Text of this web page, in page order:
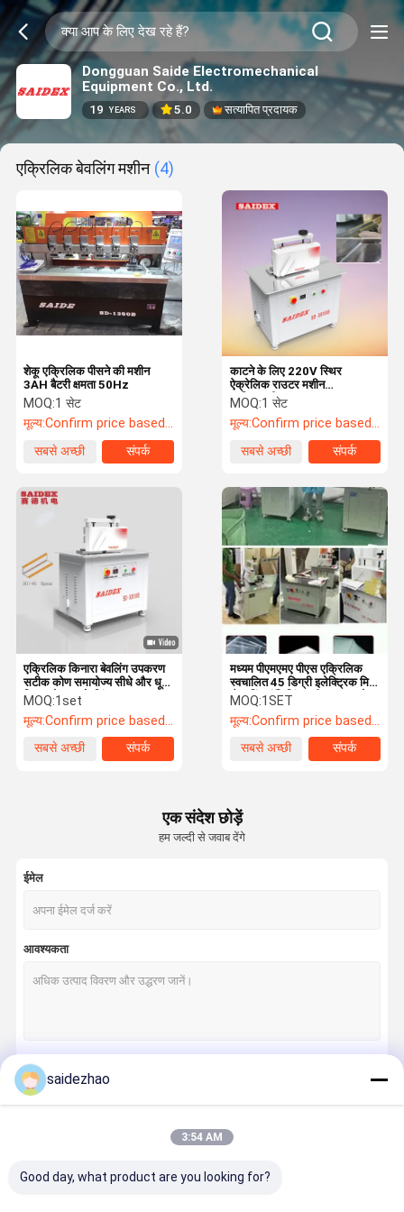
Dongguan Saide Electromechanical
Equipment Co., Ltd.
19 YEARS 5.0 सत्यापित प्रदायक
एक्रिलिक बेवलिंग मशीन (4)
शेकू एक्रिलिक पीसने की मशीन
3AH बैटरी क्षमता 50Hz
MOQ:1 सेट
मूल्य:Confirm price based on product
सबसे अच्छी
संपर्क
काटने के लिए 220V स्थिर
ऐक्रेलिक राउटर मशीन
बहुक्रियाशील
MOQ:1 सेट
मूल्य:Confirm price based on product
सबसे अच्छी
संपर्क
एक्रिलिक किनारा बेवलिंग उपकरण
सटीक कोण समायोज्य सीधे और धूल
निकालने वाला बेवलिंग
MOQ:1set
मूल्य:Confirm price based on product
सबसे अच्छी
संपर्क
मध्यम पीएमएमए पीएस एक्रिलिक
स्वचालित 45 डिग्री इलेक्ट्रिक मिनी
चैम्फरिंग पॉलिशिंग मशीन 3KW मोटर
पावर के साथ
MOQ:1SET
मूल्य:Confirm price based on product
सबसे अच्छी
संपर्क
एक संदेश छोड़ें
हम जल्दी से जवाब देंगे
ईमेल
आवश्यकता
saidezhao
3:54 AM
Good day, what product are you looking for?